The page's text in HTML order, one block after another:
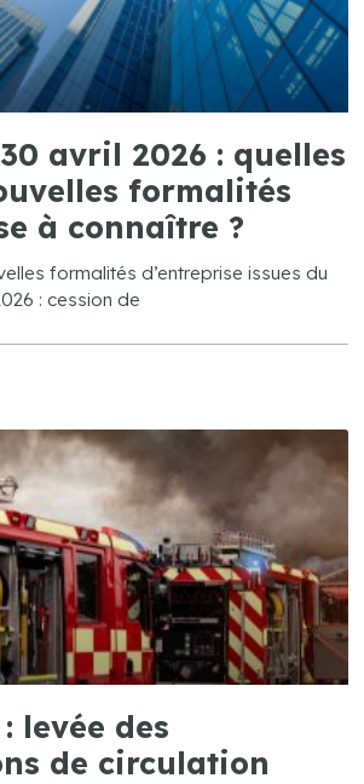
avril 2026 : quelles
formalités
à connaître ?
formalités d’entreprise issues du
: cession de
levée des
de circulation